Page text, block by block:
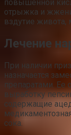
повышенной
отрыжка и
вздутие живота,
Лечение
При наличии
назначается
препаратами. Ее
выработку
содержащие
сока.